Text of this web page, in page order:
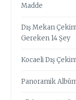
Madde
Dış Mekan
Gereken 14 Şey
Kocaeli Dış
Panoramik